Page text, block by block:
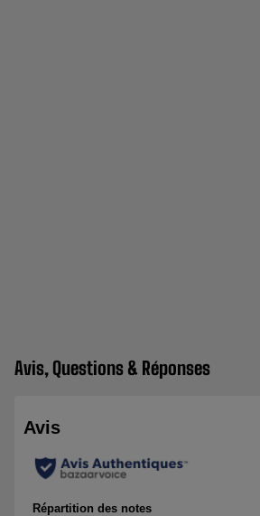
Avis, Questions & Réponses